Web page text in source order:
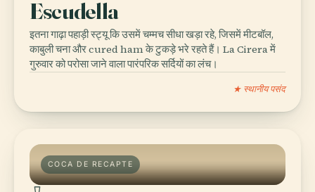
Escudella
इतना गाढ़ा पहाड़ी स्ट्यू कि उसमें चम्मच सीधा खड़ा रहे, जिसमें मीटबॉल,
काबुली चना और cured ham के टुकड़े भरे रहते हैं। La Cirera में
गुरुवार को परोसा जाने वाला पारंपरिक सर्दियों का लंच।
★ स्थानीय पसंद
COCA DE RECAPTE